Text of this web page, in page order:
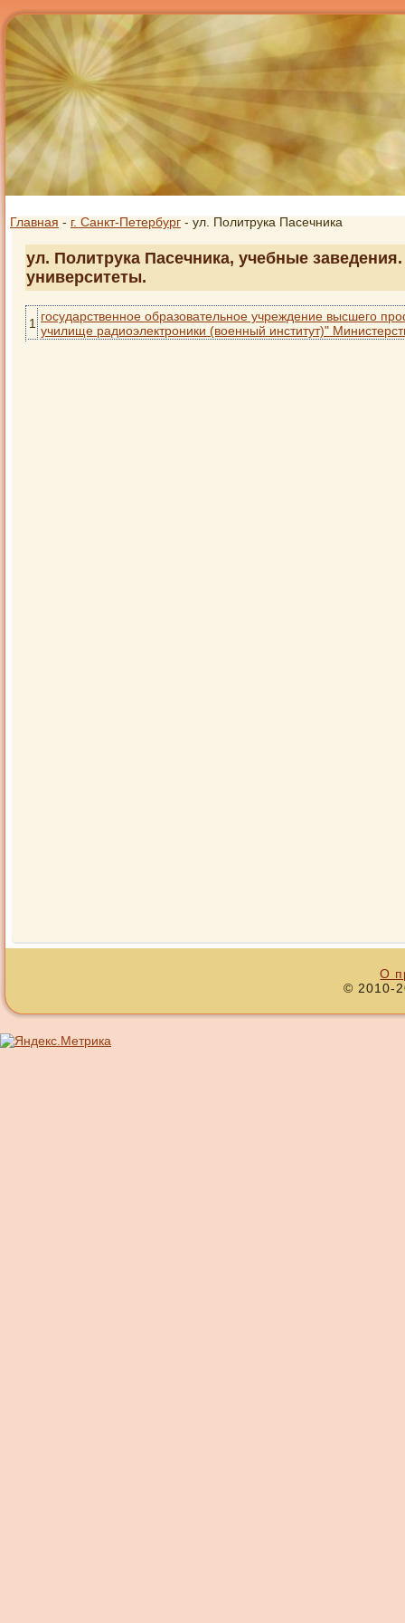
Главная - г. Санкт-Петербург - ул. Политрука Пасечника
ул. Политрука Пасечника, учебные
университеты.
1 государственное образовательное учреждение высшего
училище радиоэлектроники (военный институт)"
О
© 2010-